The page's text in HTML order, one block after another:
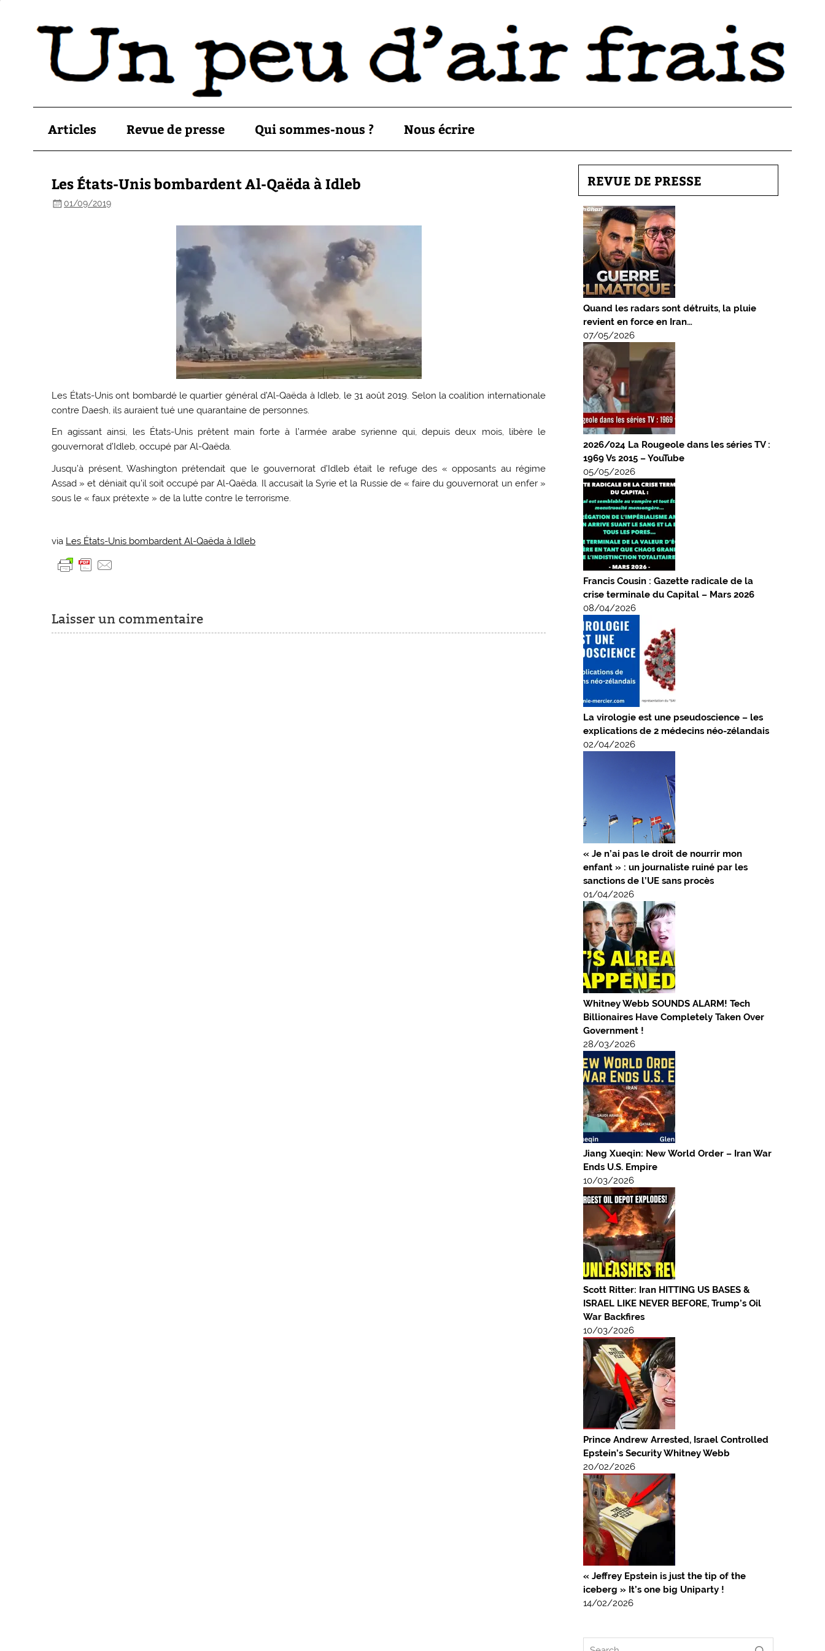
Articles Revue de presse Qui sommes-nous ? Nous écrire
Les États-Unis bombardent Al-Qaëda à Idleb
01/09/2019
Les États-Unis ont bombardé le quartier général d’Al-Qaëda à Idleb, le 31 août 2019. Selon la coalition internationale
contre Daesh, ils auraient tué une quarantaine de personnes.
En agissant ainsi, les États-Unis prêtent main forte à l’armée arabe syrienne qui, depuis deux mois, libère le
gouvernorat d’Idleb, occupé par Al-Qaëda.
Jusqu’à présent, Washington prétendait que le gouvernorat d’Idleb était le refuge des « opposants au régime
Assad » et déniait qu’il soit occupé par Al-Qaëda. Il accusait la Syrie et la Russie de « faire du gouvernorat un enfer »
sous le « faux prétexte » de la lutte contre le terrorisme.
via Les États-Unis bombardent Al-Qaëda à Idleb
Laisser un commentaire
REVUE DE PRESSE
Quand les radars sont détruits, la pluie
revient en force en Iran…
07/05/2026
2026/024 La Rougeole dans les séries TV :
1969 Vs 2015 – YouTube
05/05/2026
Francis Cousin : Gazette radicale de la
crise terminale du Capital – Mars 2026
08/04/2026
La virologie est une pseudoscience – les
explications de 2 médecins néo-zélandais
02/04/2026
« Je n’ai pas le droit de nourrir mon
enfant » : un journaliste ruiné par les
sanctions de l’UE sans procès
01/04/2026
Whitney Webb SOUNDS ALARM! Tech
Billionaires Have Completely Taken Over
Government !
28/03/2026
Jiang Xueqin: New World Order – Iran War
Ends U.S. Empire
10/03/2026
Scott Ritter: Iran HITTING US BASES &
ISRAEL LIKE NEVER BEFORE, Trump’s Oil
War Backfires
10/03/2026
Prince Andrew Arrested, Israel Controlled
Epstein’s Security Whitney Webb
20/02/2026
« Jeffrey Epstein is just the tip of the
iceberg » It’s one big Uniparty !
14/02/2026